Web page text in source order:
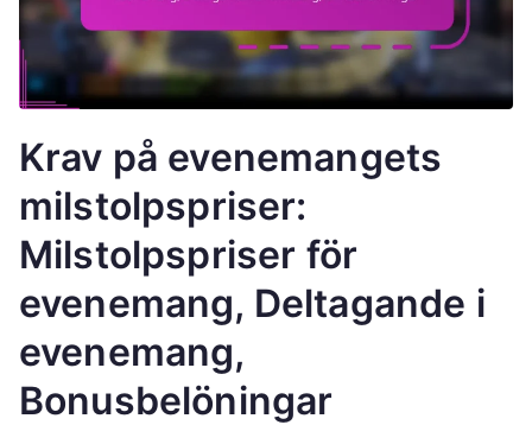
Krav på evenemangets
milstolpspriser:
Milstolpspriser för
evenemang, Deltagande i
evenemang,
Bonusbelöningar